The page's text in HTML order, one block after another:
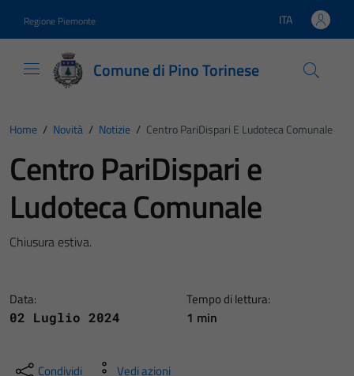
Regione Piemonte Lingua attiva:
ITA
Comune di Pino Torinese
Home / Novità / Notizie / Centro PariDispari E Ludoteca Comunale
Centro PariDispari e
Ludoteca Comunale
Chiusura estiva.
Data:
02 Luglio 2024
Tempo di lettura:
1 min
Condividi Vedi azioni